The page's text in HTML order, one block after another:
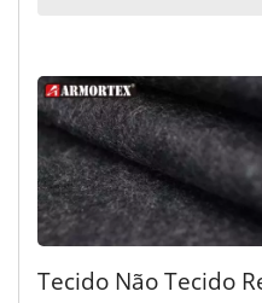
Tecido Não Tecido